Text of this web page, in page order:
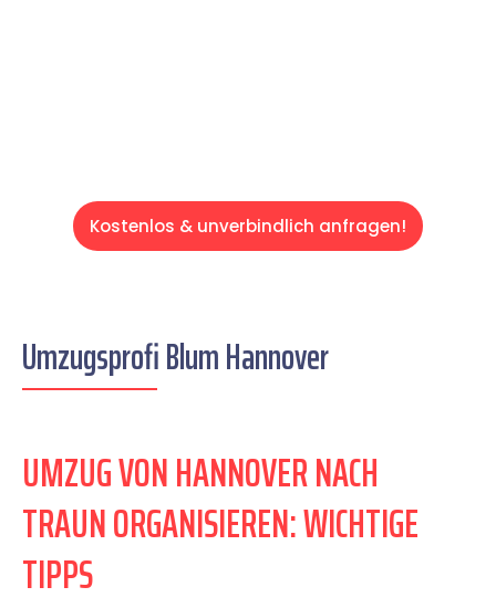
Kostenlos & unverbindlich anfragen!
Umzugsprofi Blum Hannover
UMZUG VON HANNOVER NACH
TRAUN ORGANISIEREN: WICHTIGE
TIPPS